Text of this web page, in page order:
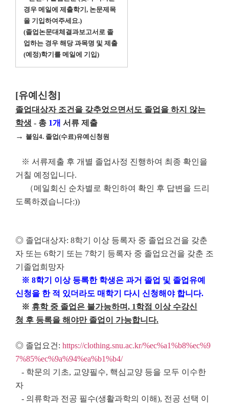
경우 메일에 제출학기, 논문제목
을 기입하여주세요.)
(졸업논문대체결과보고서로 졸
업하는 경우 해당 과목명 및 제출
(예정)학기를 메일에 기입)
[유예신청]
졸업대상자 조건을 갖추었으면서도 졸업을 하지 않는
학생 - 총 1개 서류 제출
→ 붙임4. 졸업(수료)유예신청원
※ 서류제출 후 개별 졸업사정 진행하여 최종 확인을
거칠 예정입니다.
（메일회신 순차별로 확인하여 확인 후 답변을 드리
도록하겠습니다:))
◎ 졸업대상자: 8학기 이상 등록자 중 졸업요건을 갖춘
자 또는 6학기 또는 7학기 등록자 중 졸업요건을 갖춘 조
기졸업희망자
※ 8학기 이상 등록한 학생은 과거 졸업 및 졸업유예
신청을 한 적 있더라도 매학기 다시 신청해야 합니다.
※ 휴학 중 졸업은 불가능하며, 1학점 이상 수강신
청 후 등록을 해야만 졸업이 가능합니다.
◎ 졸업요건: https://clothing.snu.ac.kr/%ec%a1%b8%ec%9
7%85%ec%9a%94%ea%b1%b4/
- 학문의 기초, 교양필수, 핵심교양 등을 모두 이수한
자
- 의류학과 전공 필수(생활과학의 이해), 전공 선택 이